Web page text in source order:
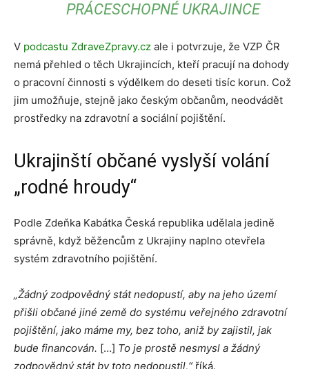
PRÁCESCHOPNÉ UKRAJINCE
V podcastu ZdraveZpravy.cz ale i potvrzuje, že VZP ČR
nemá přehled o těch Ukrajincích, kteří pracují na dohody
o pracovní činnosti s výdělkem do deseti tisíc korun. Což
jim umožňuje, stejně jako českým občanům, neodvádět
prostředky na zdravotní a sociální pojištění.
Ukrajinští občané vyslyší volání
„rodné hroudy“
Podle Zdeňka Kabátka Česká republika udělala jedině
správně, když běžencům z Ukrajiny naplno otevřela
systém zdravotního pojištění.
„Žádný zodpovědný stát nedopustí, aby na jeho území
přišli občané jiné země do systému veřejného zdravotní
pojištění, jako máme my, bez toho, aniž by zajistil, jak
bude financován. […] To je prostě nesmysl a žádný
zodpovědný stát by toto nedopustil,“říká.